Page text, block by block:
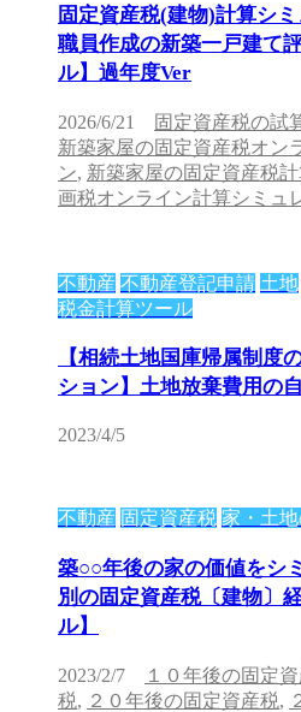
固定資産税(建物)計算シ
職員作成の新築一戸建て
ル】過年度Ver
2026/6/21 固定資産税の試
新築家屋の固定資産税オン
ン, 新築家屋の固定資産税
画税オンライン計算シミュ
不動産 不動産登記申請 土地
税金計算ツール
【相続土地国庫帰属制度
ション】土地放棄費用の
2023/4/5
不動産 固定資産税 家・土
築○○年後の家の価値をシ
別の固定資産税〔建物〕
ル】
2023/2/7 １０年後の固定
税, ２０年後の固定資産税,